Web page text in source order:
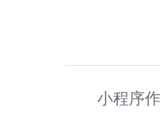
小程序